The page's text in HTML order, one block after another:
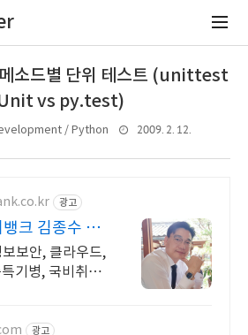
소드별 단위 테스트 (unittest
vs py.test)
/ Python 2009. 2. 12.
광고
크 김종수 27
업상담
보안, 클라우드,
기병, 국비취업
광고